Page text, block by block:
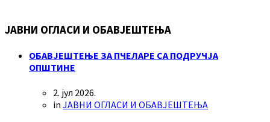
ЈАВНИ ОГЛАСИ И ОБАВЈЕШТЕЊА
ОБАВЈЕШТЕЊЕ ЗА ПЧЕЛАРЕ СА ПОДРУЧЈА
ОПШТИНЕ
2. јул 2026.
in ЈАВНИ ОГЛАСИ И ОБАВЈЕШТЕЊА